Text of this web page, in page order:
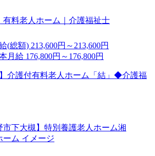
有料老人ホーム｜介護福祉士
(総額) 213,600円～213,600円
月給 176,800円～176,800円
】介護付有料老人ホーム「結」◆介護福